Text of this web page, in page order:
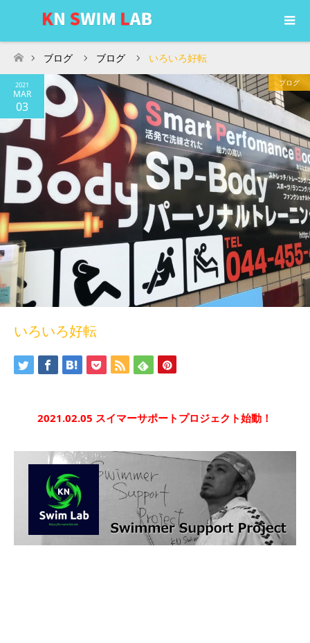
ホーム
ブログ ブログ いろいろ好転
2021
MAR
03
ブログ
いろいろ好転
2021.02.05 スイマーサポートプロジェクト始動！